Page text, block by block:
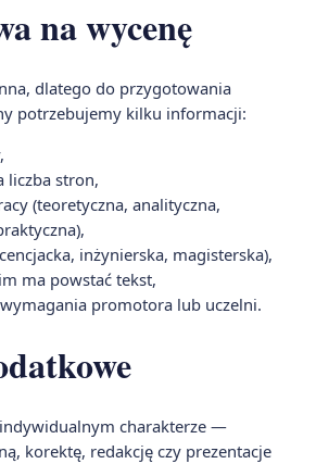
na wycenę
dlatego do przygotowania
potrzebujemy kilku informacji:
liczba stron,
(teoretyczna, analityczna,
inżynierska, magisterska),
ma powstać tekst,
promotora lub uczelni.
charakterze —
korektę, redakcję czy prezentacje